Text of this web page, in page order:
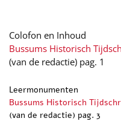
Colofon en Inhoud
Bussums Historisch
(van de redactie) pag. 1
Leermonumenten
Bussums Historisch
(van de redactie) pag. 3